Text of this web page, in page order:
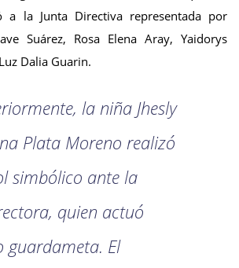
a la Junta Directiva representada por
Suárez, Rosa Elena Aray, Yaidorys
Dalia Guarin.
la niña Jhesly
Plata Moreno realizó
simbólico ante la
quien actuó
guardameta. El